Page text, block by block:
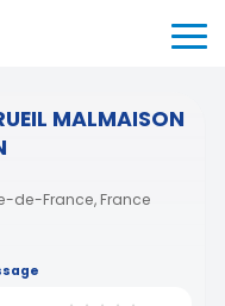
MALMAISON
de-France, France